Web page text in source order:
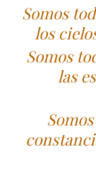
Somos
los
Somos
las